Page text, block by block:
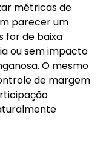
métricas de
parecer um
for de baixa
ou sem impacto
O mesmo
de margem